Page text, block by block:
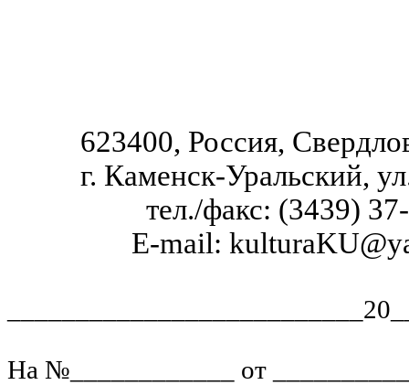
623400, Россия,
г. Каменск-Уральский,
тел./факс: (3439)
E-mail:
На №____________ от